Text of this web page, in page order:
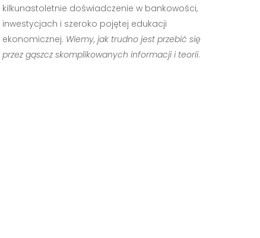
kilkunastoletnie doświadczenie w bankowości,
inwestycjach i szeroko pojętej edukacji
ekonomicznej. Wiemy, jak trudno jest przebić się
przez gąszcz skomplikowanych informacji i teorii.